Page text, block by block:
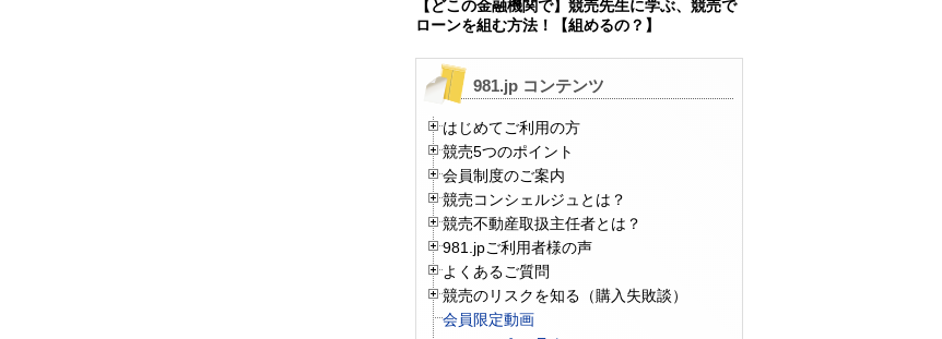
【どこの金融機関で】競売先生に学ぶ、競売で
ローンを組む方法！【組めるの？】
981.jp コンテンツ
はじめてご利用の方
競売5つのポイント
会員制度のご案内
競売コンシェルジュとは？
競売不動産取扱主任者とは？
981.jpご利用者様の声
よくあるご質問
競売のリスクを知る（購入失敗談）
会員限定動画